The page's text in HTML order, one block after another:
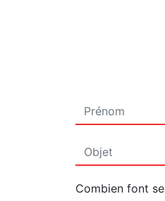
Combien font